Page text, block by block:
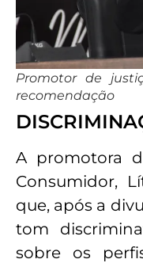
Promotor de
recomendação
A promotora
Consumidor,
que, após a
tom
sobre os